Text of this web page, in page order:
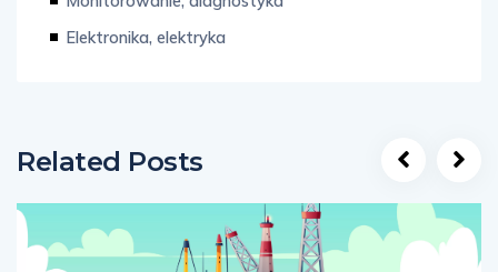
Elektronika, elektryka
Related Posts